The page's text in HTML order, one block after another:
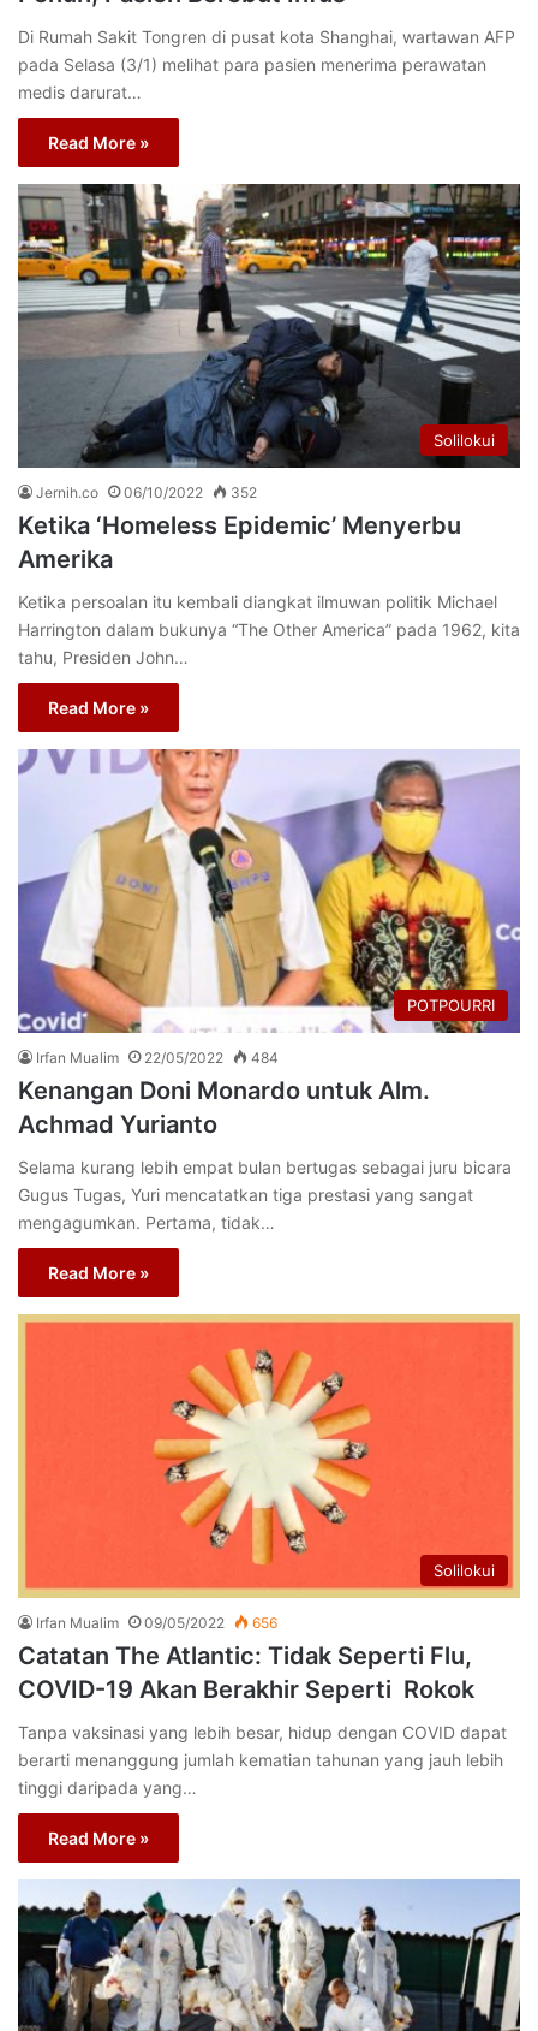
Di Rumah Sakit Tongren di pusat kota Shanghai, wartawan AFP
pada Selasa (3/1) melihat para pasien menerima perawatan
medis darurat…
Read More »
Solilokui
Jernih.co 06/10/2022 352
Ketika ‘Homeless Epidemic’ Menyerbu
Amerika
Ketika persoalan itu kembali diangkat ilmuwan politik Michael
Harrington dalam bukunya “The Other America” pada 1962, kita
tahu, Presiden John…
Read More »
POTPOURRI
Irfan Mualim 22/05/2022 484
Kenangan Doni Monardo untuk Alm.
Achmad Yurianto
Selama kurang lebih empat bulan bertugas sebagai juru bicara
Gugus Tugas, Yuri mencatatkan tiga prestasi yang sangat
mengagumkan. Pertama, tidak…
Read More »
Solilokui
Irfan Mualim 09/05/2022 656
Catatan The Atlantic: Tidak Seperti Flu,
COVID-19 Akan Berakhir Seperti Rokok
Tanpa vaksinasi yang lebih besar, hidup dengan COVID dapat
berarti menanggung jumlah kematian tahunan yang jauh lebih
tinggi daripada yang…
Read More »